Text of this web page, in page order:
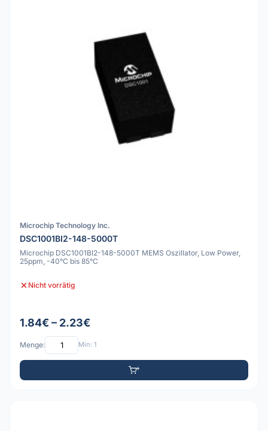
Microchip Technology Inc.
DSC1001BI2-148-5000T
Microchip DSC1001BI2-148-5000T MEMS Oszillator, Low Power,
25ppm, -40°C bis 85°C
Nicht vorrätig
1.84€ – 2.23€
Menge: Min: 1